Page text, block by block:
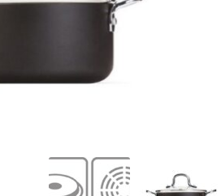
אחסון למטבח
מתנות לחנוכת בית